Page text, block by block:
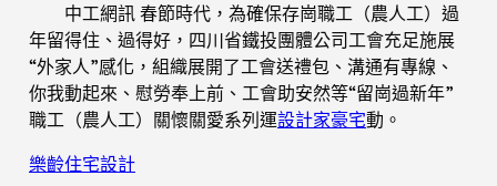
中工網訊 春節時代，為確保存崗職工（農人工）過
年留得住、過得好，四川省鐵投團體公司工會充足施展
“外家人”感化，組織展開了工會送禮包、溝通有專線、
你我動起來、慰勞奉上前、工會助安然等“留崗過新年”
職工（農人工）關懷關愛系列運設計家豪宅動。
樂齡住宅設計